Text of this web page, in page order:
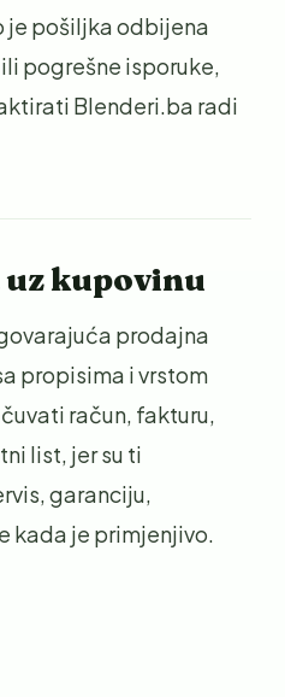
je pošiljka odbijena
pogrešne isporuke,
Blenderi.ba radi
kupovinu
prodajna
propisima i vrstom
račun, fakturu,
list, jer su ti
garanciju,
kada je primjenjivo.